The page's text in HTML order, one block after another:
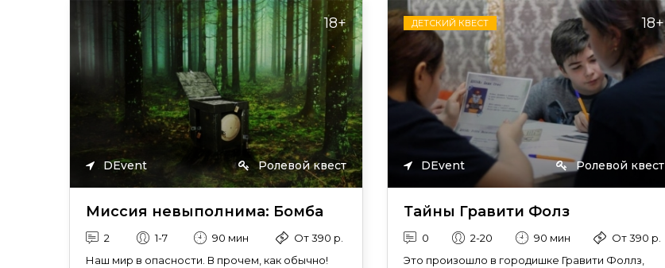
18+
DEvent Ролевой квест
Миссия невыполнима: Бомба
2 1-7 90 мин
От 390 р.
Наш мир в опасности. В прочем, как обычно!
ДЕТСКИЙ КВЕСТ 18+
DEvent Ролевой квест
Тайны Гравити Фолз
0 2-20 90 мин
От 390 р.
Это произошло в городишке Гравити Фоллз,